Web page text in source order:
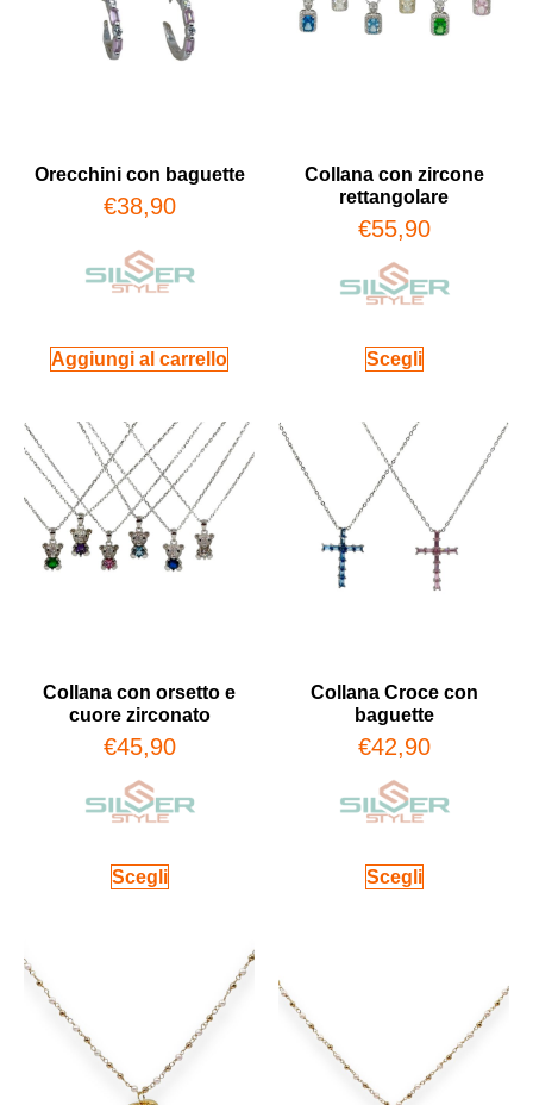
Orecchini con baguette
€38,90
Aggiungi al carrello
Collana con zircone
rettangolare
€55,90
Scegli
Collana con orsetto e
cuore zirconato
€45,90
Scegli
Collana Croce con
baguette
€42,90
Scegli